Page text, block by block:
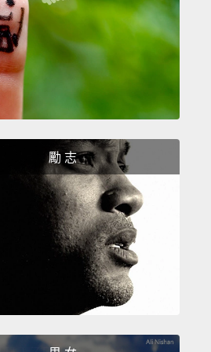
don't know if they match
呃，不知道和你的地毯還是
ready for my two o'clock.
我兩點的行程。
勵 志